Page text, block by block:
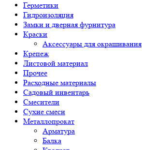
Герметики
Гидроизоляция
Замки и дверная фурнитура
Краски
Аксессуары для окрашивания
Крепеж
Листовой материал
Прочее
Расходные материалы
Садовый инвентарь
Смесители
Сухие смеси
Металлопрокат
Арматура
Балка